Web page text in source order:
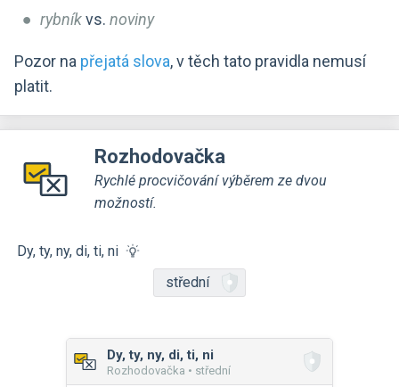
rybníkvs.noviny
Pozor na přejatá slova, v těch tato pravidla nemusí
platit.
Rozhodovačka
Rychlé procvičování výběrem ze dvou
možností.
Dy, ty, ny, di, ti, ni
střední
Dy, ty, ny, di, ti, ni
Rozhodovačka • střední